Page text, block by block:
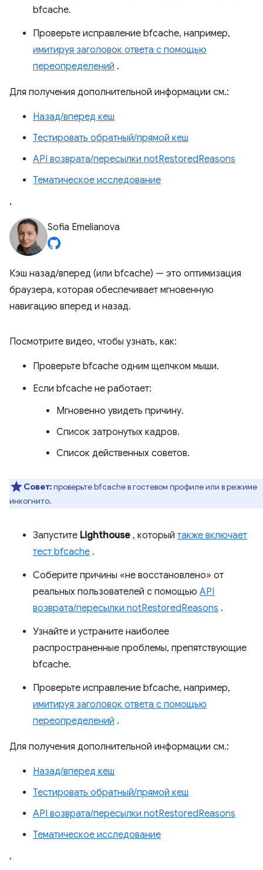
bfcache.
Проверьте исправление bfcache, например,
имитируя заголовок ответа с помощью
переопределений .
Для получения дополнительной информации см.:
Назад/вперед кеш
Тестировать обратный/прямой кеш
API возврата/пересылки notRestoredReasons
Тематическое исследование
,
Sofia Emelianova
Кэш назад/вперед (или bfcache) — это оптимизация
браузера, которая обеспечивает мгновенную
навигацию вперед и назад.
Посмотрите видео, чтобы узнать, как:
Проверьте bfcache одним щелчком мыши.
Если bfcache не работает:
Мгновенно увидеть причину.
Список затронутых кадров.
Список действенных советов.
Совет:проверьте bfcache в гостевом профиле или в режиме
инкогнито.
Запустите Lighthouse , который также включает
тест bfcache .
Соберите причины «не восстановлено» от
реальных пользователей с помощью API
возврата/пересылки notRestoredReasons .
Узнайте и устраните наиболее
распространенные проблемы, препятствующие
bfcache.
Проверьте исправление bfcache, например,
имитируя заголовок ответа с помощью
переопределений .
Для получения дополнительной информации см.:
Назад/вперед кеш
Тестировать обратный/прямой кеш
API возврата/пересылки notRestoredReasons
Тематическое исследование
,